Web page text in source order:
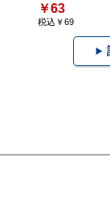
￥63
税込￥69